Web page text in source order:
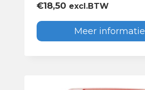
€18,50 excl.BTW
Meer informatie